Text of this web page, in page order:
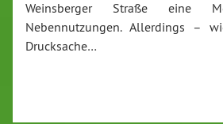
Weinsberger Straße eine
Nebennutzungen. Allerdings –
Drucksache…